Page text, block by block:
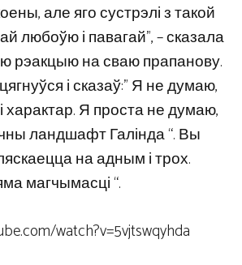
але яго сустрэлі з такой
любоўю і павагай”, – сказала
рэакцыю на сваю прапанову.
і сказаў:” Я не думаю,
характар. Я проста не думаю,
ландшафт Галінда “. Вы
на адным і трох.
магчымасці “.
watch?v=5vjtswqyhda